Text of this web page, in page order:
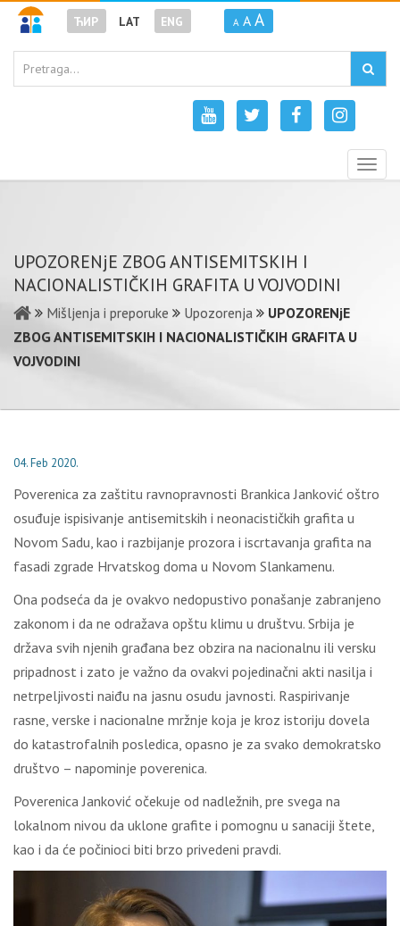
ЋИР LAT ENG A A A
UPOZORENjE ZBOG ANTISEMITSKIH I
NACIONALISTIČKIH GRAFITA U VOJVODINI
Mišljenja i preporuke Upozorenja
UPOZORENjE
ZBOG ANTISEMITSKIH I NACIONALISTIČKIH GRAFITA U
VOJVODINI
04. Feb 2020.
Poverenica za zaštitu ravnopravnosti Brankica Janković oštro
osuđuje ispisivanje antisemitskih i neonacističkih grafita u
Novom Sadu, kao i razbijanje prozora i iscrtavanja grafita na
fasadi zgrade Hrvatskog doma u Novom Slankamenu.
Ona podseća da je ovakvo nedopustivo ponašanje zabranjeno
zakonom i da ne odražava opštu klimu u društvu. Srbija je
država svih njenih građana bez obzira na nacionalnu ili versku
pripadnost i zato je važno da ovakvi pojedinačni akti nasilja i
netrpeljivosti naiđu na jasnu osudu javnosti. Raspirivanje
rasne, verske i nacionalne mržnje koja je kroz istoriju dovela
do katastrofalnih posledica, opasno je za svako demokratsko
društvo – napominje poverenica.
Poverenica Janković očekuje od nadležnih, pre svega na
lokalnom nivou da uklone grafite i pomognu u sanaciji štete,
kao i da će počinioci biti brzo privedeni pravdi.